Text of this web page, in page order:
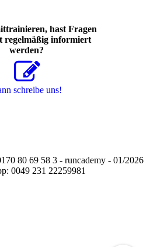
hast Fragen
regelmäßig informiert
werden?
schreibe uns!
80 69 58 3 - runcademy - 01/2026
0049 231 22259981